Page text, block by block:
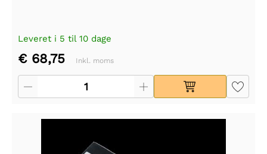
Leveret i 5 til 10 dage
€ 68,75 Inkl. moms